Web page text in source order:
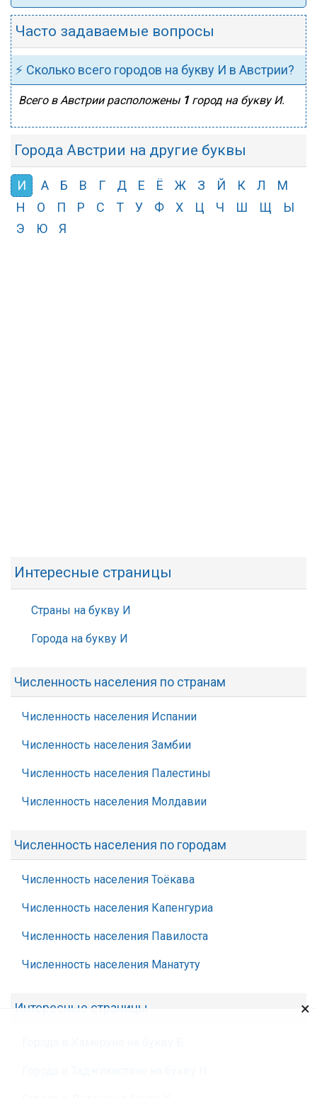
Часто задаваемые вопросы
⚡ Сколько всего городов на букву И в Австрии?
Всего в Австрии расположены 1город на букву И.
Города Австрии на другие буквы
И А Б В Г Д Е Ё Ж З Й К Л
М
Н
О П Р С Т У Ф Х Ц Ч Ш Щ
Ы
Э
Ю Я
Интересные страницы
Страны на букву И
Города на букву И
Численность населения по странам
Численность населения Испании
Численность населения Замбии
Численность населения Палестины
Численность населения Молдавии
Численность населения по городам
Численность населения Тоёкава
Численность населения Капенгуриа
Численность населения Павилоста
Численность населения Манатуту
Интересные страницы ×